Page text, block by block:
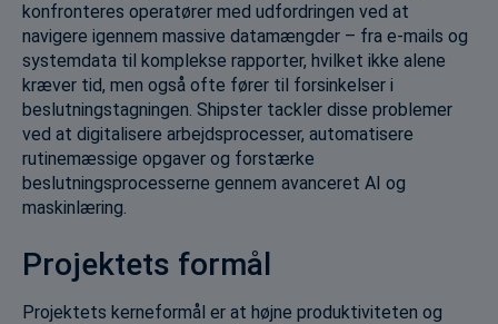
konfronteres operatører med udfordringen ved at
navigere igennem massive datamængder – fra e-mails og
systemdata til komplekse rapporter, hvilket ikke alene
kræver tid, men også ofte fører til forsinkelser i
beslutningstagningen. Shipster tackler disse problemer
ved at digitalisere arbejdsprocesser, automatisere
rutinemæssige opgaver og forstærke
beslutningsprocesserne gennem avanceret AI og
maskinlæring.
Projektets formål
Projektets kerneformål er at højne produktiviteten og